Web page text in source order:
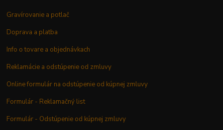
Gravírovanie a potlač
Doprava a platba
Info o tovare a objednávkach
Reklamácie a odstúpenie od zmluvy
Online formulár na odstúpenie od kúpnej zmluvy
Formulár - Reklamačný list
Formulár - Odstúpenie od kúpnej zmluvy